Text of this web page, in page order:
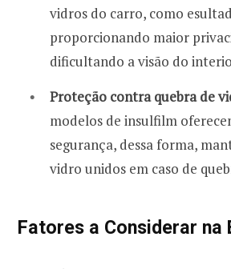
vidros do carro, como
proporcionando maior
dificultando a visão do
Proteção contra quebra de
modelos de insulfilm
segurança, dessa forma,
vidro unidos em caso de
Fatores a Considerar na